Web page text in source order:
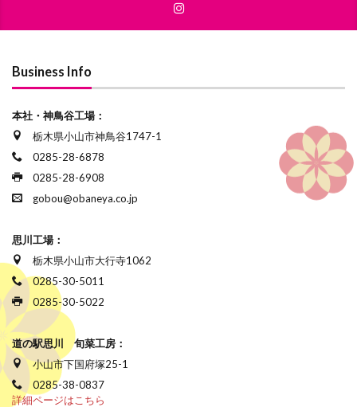
Business Info
本社・神鳥谷工場：
栃木県小山市神鳥谷1747-1
0285-28-6878
0285-28-6908
gobou@obaneya.co.jp
思川工場：
栃木県小山市大行寺1062
0285-30-5011
0285-30-5022
道の駅思川 旬菜工房：
小山市下国府塚25-1
0285-38-0837
詳細ページはこちら